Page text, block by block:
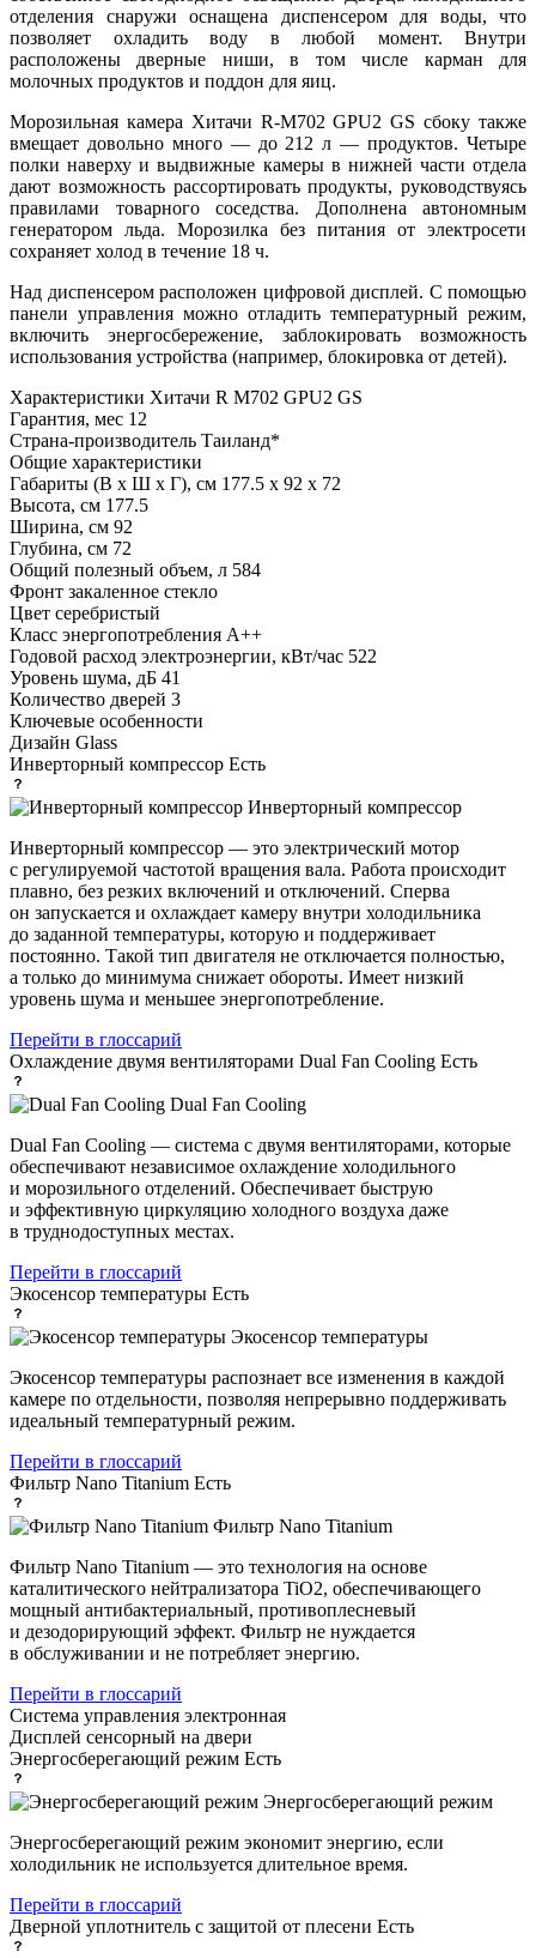
отделения снаружи оснащена диспенсером для воды, что
позволяет охладить воду в любой момент. Внутри
расположены дверные ниши, в том числе карман для
молочных продуктов и поддон для яиц.
Морозильная камера Хитачи R-M702 GPU2 GS сбоку также
вмещает довольно много — до 212 л — продуктов. Четыре
полки наверху и выдвижные камеры в нижней части отдела
дают возможность рассортировать продукты, руководствуясь
правилами товарного соседства. Дополнена автономным
генератором льда. Морозилка без питания от электросети
сохраняет холод в течение 18 ч.
Над диспенсером расположен цифровой дисплей. С помощью
панели управления можно отладить температурный режим,
включить энергосбережение, заблокировать возможность
использования устройства (например, блокировка от детей).
Характеристики Хитачи R M702 GPU2 GS
Гарантия, мес 12
Страна-производитель Таиланд*
Общие характеристики
Габариты (В х Ш х Г), см 177.5 х 92 х 72
Высота, см 177.5
Ширина, см 92
Глубина, см 72
Общий полезный объем, л 584
Фронт закаленное стекло
Цвет серебристый
Класс энергопотребления A++
Годовой расход электроэнергии, кВт/час 522
Уровень шума, дБ 41
Количество дверей 3
Ключевые особенности
Дизайн Glass
Инверторный компрессор Есть
Инверторный компрессор
Инверторный компрессор — это электрический мотор
с регулируемой частотой вращения вала. Работа происходит
плавно, без резких включений и отключений. Сперва
он запускается и охлаждает камеру внутри холодильника
до заданной температуры, которую и поддерживает
постоянно. Такой тип двигателя не отключается полностью,
а только до минимума снижает обороты. Имеет низкий
уровень шума и меньшее энергопотребление.
Перейти в глоссарий
Охлаждение двумя вентиляторами Dual Fan Cooling Есть
Dual Fan Cooling
Dual Fan Cooling — система с двумя вентиляторами, которые
обеспечивают независимое охлаждение холодильного
и морозильного отделений. Обеспечивает быструю
и эффективную циркуляцию холодного воздуха даже
в труднодоступных местах.
Перейти в глоссарий
Экосенсор температуры Есть
Экосенсор температуры
Экосенсор температуры распознает все изменения в каждой
камере по отдельности, позволяя непрерывно поддерживать
идеальный температурный режим.
Перейти в глоссарий
Фильтр Nano Titanium Есть
Фильтр Nano Titanium
Фильтр Nano Titanium — это технология на основе
каталитического нейтрализатора TiO2, обеспечивающего
мощный антибактериальный, противоплесневый
и дезодорирующий эффект. Фильтр не нуждается
в обслуживании и не потребляет энергию.
Перейти в глоссарий
Система управления электронная
Дисплей сенсорный на двери
Энергосберегающий режим Есть
Энергосберегающий режим
Энергосберегающий режим экономит энергию, если
холодильник не используется длительное время.
Перейти в глоссарий
Дверной уплотнитель с защитой от плесени Есть